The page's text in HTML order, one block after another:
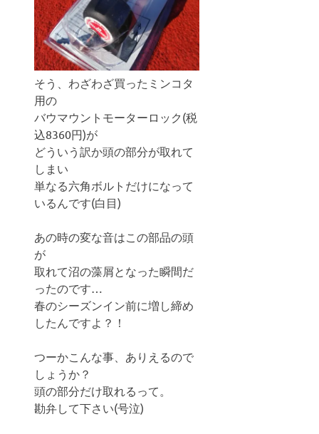
そう、わざわざ買ったミンコタ
用の
バウマウントモーターロック(税
込8360円)が
どういう訳か頭の部分が取れて
しまい
単なる六角ボルトだけになって
いるんです(白目)
あの時の変な音はこの部品の頭
が
取れて沼の藻屑となった瞬間だ
ったのです…
春のシーズンイン前に増し締め
したんですよ？！
つーかこんな事、ありえるので
しょうか？
頭の部分だけ取れるって。
勘弁して下さい(号泣)